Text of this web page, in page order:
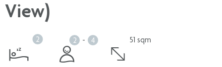
View)
2 2 - 4 51 sqm